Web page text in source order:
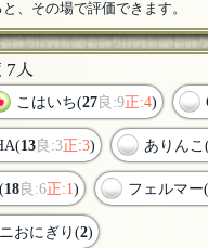
、その場で評価できます。
7人
こはいち(27良:9正:4)
13良:3正:3) ありんこ
18良:6正:1) フェルマー
おにぎり(2)